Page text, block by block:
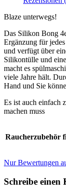
Blaze unterwegs!
Das Silikon Bong
Ergänzung für
und verfügt über
Silikontülle und
macht es
viele Jahre hält.
Hand und Sie
Es ist auch einfach
machen muss
Raucherzubehör
Nur Bewertungen
Schreibe einen